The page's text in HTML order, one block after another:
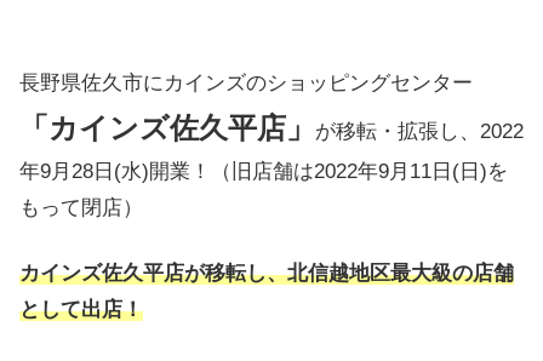
長野県佐久市にカインズのショッピングセンター
「カインズ佐久平店」
が移転・拡張し、2022
年9月28日(水)開業！（旧店舗は2022年9月11日(日)を
もって閉店）
カインズ佐久平店が移転し、北信越地区最大級の店舗
として出店！